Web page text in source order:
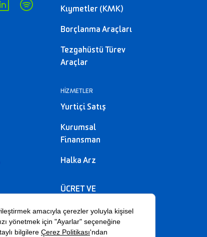
Kıymetler (KMK)
Borçlanma Araçları
Tezgahüstü Türev
Araçlar
HİZMETLER
Yurtiçi Satış
Kurumsal
Finansman
Halka Arz
ÜCRET VE